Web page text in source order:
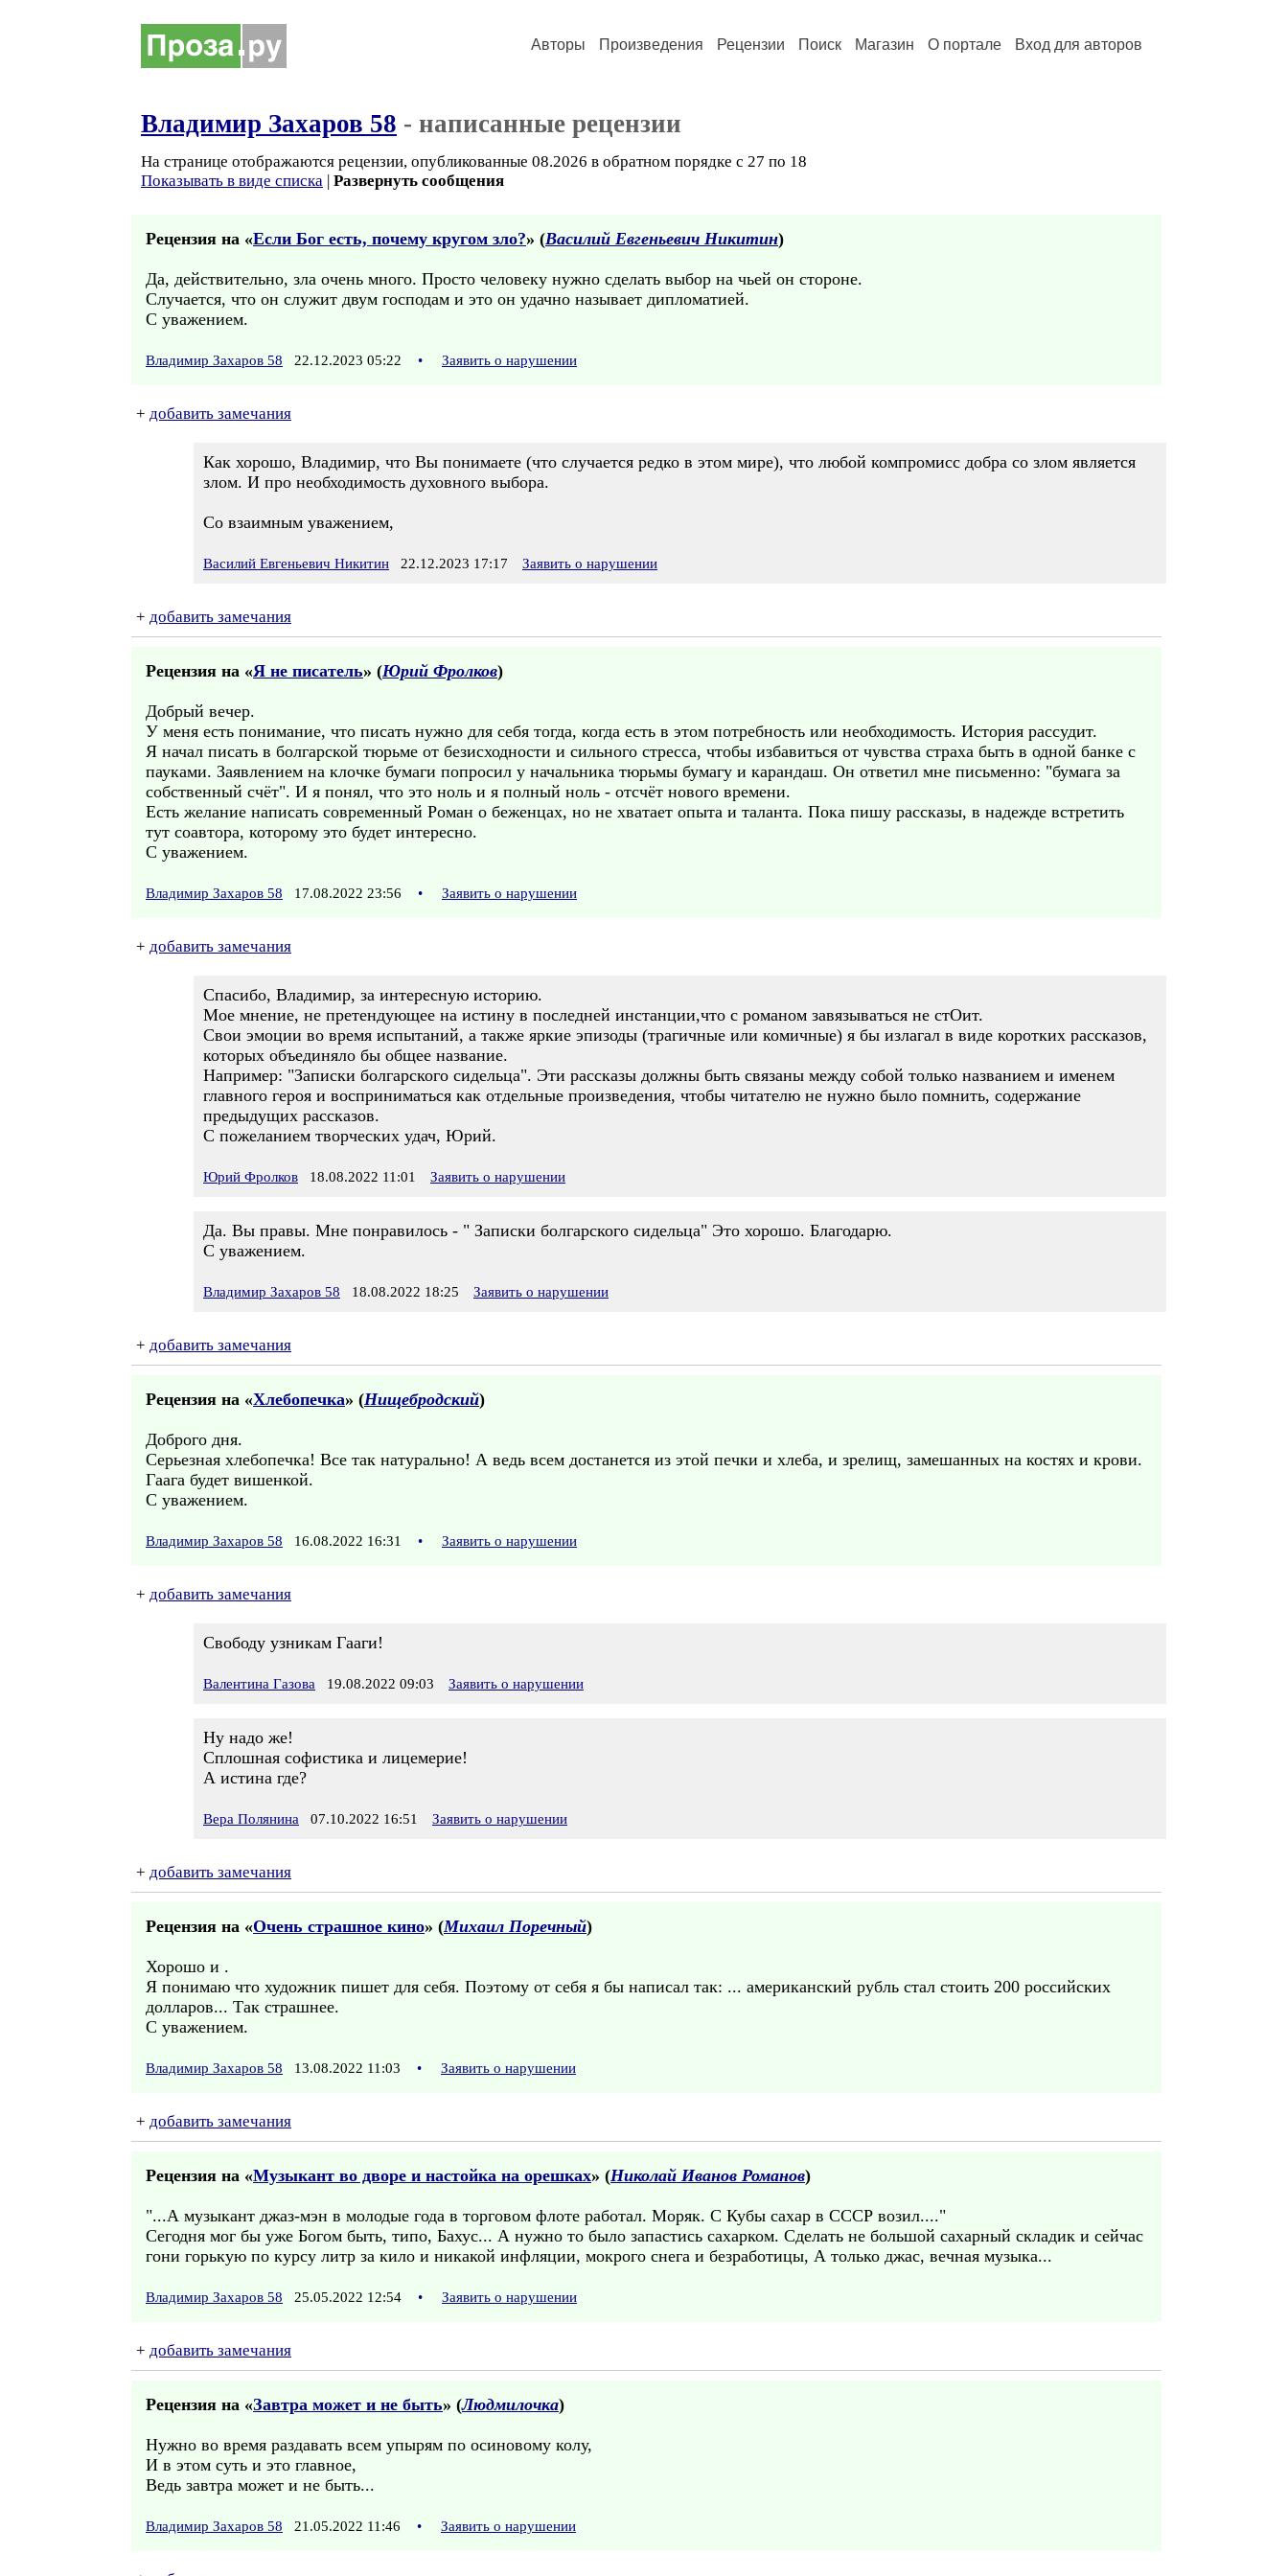
Авторы Произведения Рецензии Поиск Магазин О портале Вход для авторов
Владимир Захаров 58 - написанные рецензии
На странице отображаются рецензии, опубликованные 08.2026 в обратном порядке с 27 по 18
Показывать в виде списка | Развернуть сообщения
Рецензия на «Если Бог есть, почему кругом зло?» (Василий Евгеньевич Никитин)
Да, действительно, зла очень много. Просто человеку нужно сделать выбор на чьей он стороне.
Случается, что он служит двум господам и это он удачно называет дипломатией.
С уважением.
Владимир Захаров 58 22.12.2023 05:22 • Заявить о нарушении
+ добавить замечания
Как хорошо, Владимир, что Вы понимаете (что случается редко в этом мире), что любой компромисс добра со злом является
злом. И про необходимость духовного выбора.
Со взаимным уважением,
Василий Евгеньевич Никитин 22.12.2023 17:17 Заявить о нарушении
+ добавить замечания
Рецензия на «Я не писатель» (Юрий Фролков)
Добрый вечер.
У меня есть понимание, что писать нужно для себя тогда, когда есть в этом потребность или необходимость. История рассудит.
Я начал писать в болгарской тюрьме от безисходности и сильного стресса, чтобы избавиться от чувства страха быть в одной банке с
пауками. Заявлением на клочке бумаги попросил у начальника тюрьмы бумагу и карандаш. Он ответил мне письменно: "бумага за
собственный счёт". И я понял, что это ноль и я полный ноль - отсчёт нового времени.
Есть желание написать современный Роман о беженцах, но не хватает опыта и таланта. Пока пишу рассказы, в надежде встретить
тут соавтора, которому это будет интересно.
С уважением.
Владимир Захаров 58 17.08.2022 23:56 • Заявить о нарушении
+ добавить замечания
Спасибо, Владимир, за интересную историю.
Мое мнение, не претендующее на истину в последней инстанции,что с романом завязываться не стОит.
Свои эмоции во время испытаний, а также яркие эпизоды (трагичные или комичные) я бы излагал в виде коротких рассказов,
которых объединяло бы общее название.
Например: "Записки болгарского сидельца". Эти рассказы должны быть связаны между собой только названием и именем
главного героя и восприниматься как отдельные произведения, чтобы читателю не нужно было помнить, содержание
предыдущих рассказов.
С пожеланием творческих удач, Юрий.
Юрий Фролков 18.08.2022 11:01 Заявить о нарушении
Да. Вы правы. Мне понравилось - " Записки болгарского сидельца" Это хорошо. Благодарю.
С уважением.
Владимир Захаров 58 18.08.2022 18:25 Заявить о нарушении
+ добавить замечания
Рецензия на «Хлебопечка» (Нищебродский)
Доброго дня.
Серьезная хлебопечка! Все так натурально! А ведь всем достанется из этой печки и хлеба, и зрелищ, замешанных на костях и крови.
Гаага будет вишенкой.
С уважением.
Владимир Захаров 58 16.08.2022 16:31 • Заявить о нарушении
+ добавить замечания
Свободу узникам Гааги!
Валентина Газова 19.08.2022 09:03 Заявить о нарушении
Ну надо же!
Сплошная софистика и лицемерие!
А истина где?
Вера Полянина 07.10.2022 16:51 Заявить о нарушении
+ добавить замечания
Рецензия на «Очень страшное кино» (Михаил Поречный)
Хорошо и .
Я понимаю что художник пишет для себя. Поэтому от себя я бы написал так: ... американский рубль стал стоить 200 российских
долларов... Так страшнее.
С уважением.
Владимир Захаров 58 13.08.2022 11:03 • Заявить о нарушении
+ добавить замечания
Рецензия на «Музыкант во дворе и настойка на орешках» (Николай Иванов Романов)
"...А музыкант джаз-мэн в молодые года в торговом флоте работал. Моряк. С Кубы сахар в СССР возил...."
Сегодня мог бы уже Богом быть, типо, Бахус... А нужно то было запастись сахарком. Сделать не большой сахарный складик и сейчас
гони горькую по курсу литр за кило и никакой инфляции, мокрого снега и безработицы, А только джас, вечная музыка...
Владимир Захаров 58 25.05.2022 12:54 • Заявить о нарушении
+ добавить замечания
Рецензия на «Завтра может и не быть» (Людмилочка)
Нужно во время раздавать всем упырям по осиновому колу,
И в этом суть и это главное,
Ведь завтра может и не быть...
Владимир Захаров 58 21.05.2022 11:46 • Заявить о нарушении